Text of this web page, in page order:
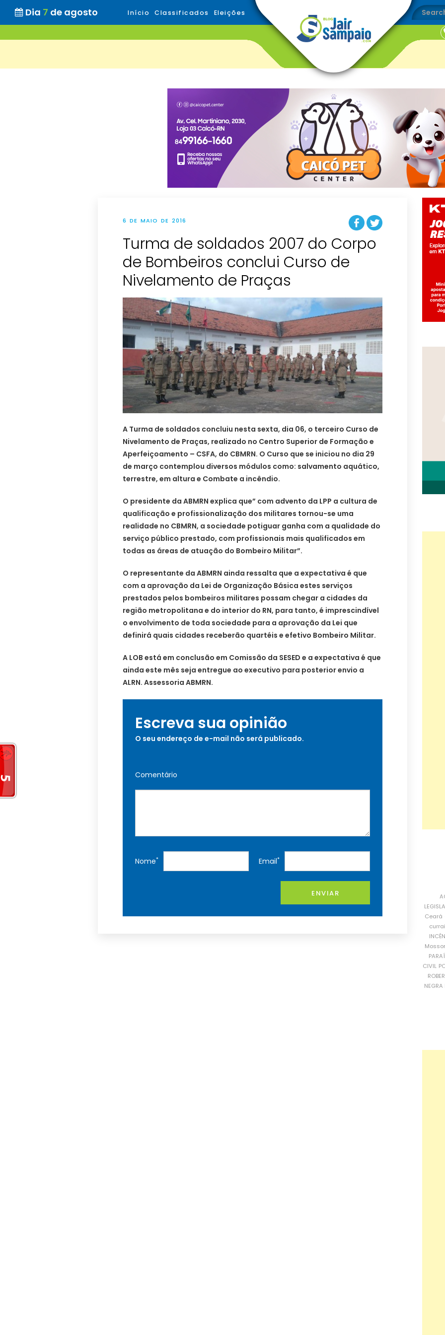
Dia 7 de agosto Início Classificados Eleições
6 DE MAIO DE 2016
Turma de soldados 2007 do Corpo
de Bombeiros conclui Curso de
Nivelamento de Praças
A Turma de soldados concluiu nesta sexta, dia 06, o terceiro Curso de
Nivelamento de Praças, realizado no Centro Superior de Formação e
Aperfeiçoamento – CSFA, do CBMRN. O Curso que se iniciou no dia 29
de março contemplou diversos módulos como: salvamento aquático,
terrestre, em altura e Combate a incêndio.
O presidente da ABMRN explica que” com advento da LPP a cultura de
qualificação e profissionalização dos militares tornou-se uma
realidade no CBMRN, a sociedade potiguar ganha com a qualidade do
serviço público prestado, com profissionais mais qualificados em
todas as áreas de atuação do Bombeiro Militar”.
O representante da ABMRN ainda ressalta que a expectativa é que
com a aprovação da Lei de Organização Básica estes serviços
prestados pelos bombeiros militares possam chegar a cidades da
região metropolitana e do interior do RN, para tanto, é imprescindível
o envolvimento de toda sociedade para a aprovação da Lei que
definirá quais cidades receberão quartéis e efetivo Bombeiro Militar.
A LOB está em conclusão em Comissão da SESED e a expectativa é que
ainda este mês seja entregue ao executivo para posterior envio a
ALRN. Assessoria ABMRN.
Escreva sua opinião
O seu endereço de e-mail não será publicado.
Comentário
Nome* Email*
ENVIAR
Ceará
CIVIL
NEGRA